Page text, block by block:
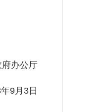
办公厅
9月3日